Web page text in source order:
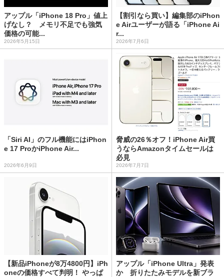
アップル「iPhone 18 Pro」値上
げなし？ メモリ不足でも強気
価格の可能...
2026年5月15日
【割引なら買い】編集部のiPhon
e Airユーザーが語る「iPhone Ai
r...
2026年7月6日
「Siri AI」のフル機能にはiPhon
e 17 ProかiPhone Air...
2026年6月9日
脅威の26％オフ！iPhone Air買
うならAmazonタイムセールは
必見
2026年7月7日
【新品iPhoneが8万4800円】iPh
oneの価格すべて判明！ やっぱ
アップル「iPhone Ultra」発表
か 折りたたみモデルを新ブラ